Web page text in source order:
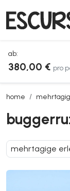
ab:
380,00 € pro
home
buggerru: 7-
mehrtagige